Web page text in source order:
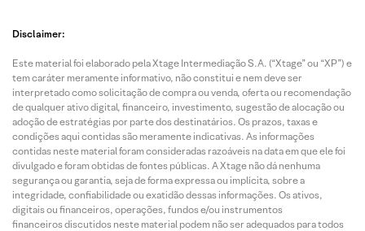
Disclaimer:
Este material foi elaborado pela Xtage Intermediação S.A. (“Xtage” ou “XP”) e
tem caráter meramente informativo, não constitui e nem deve ser
interpretado como solicitação de compra ou venda, oferta ou recomendação
de qualquer ativo digital, financeiro, investimento, sugestão de alocação ou
adoção de estratégias por parte dos destinatários. Os prazos, taxas e
condições aqui contidas são meramente indicativas. As informações
contidas neste material foram consideradas razoáveis na data em que ele foi
divulgado e foram obtidas de fontes públicas. A Xtage não dá nenhuma
segurança ou garantia, seja de forma expressa ou implícita, sobre a
integridade, confiabilidade ou exatidão dessas informações. Os ativos,
digitais ou financeiros, operações, fundos e/ou instrumentos
financeiros discutidos neste material podem não ser adequados para todos